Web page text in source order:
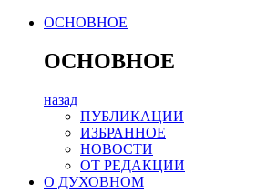
ОСНОВНОЕ
ОСНОВНОЕ
назад
ПУБЛИКАЦИИ
ИЗБРАННОЕ
НОВОСТИ
ОТ РЕДАКЦИИ
О ДУХОВНОМ